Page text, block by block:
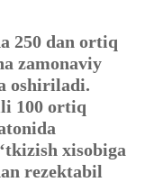
250 dan ortiq
zamonaviy
oshiriladi.
100 ortiq
xisobiga
rezektabil